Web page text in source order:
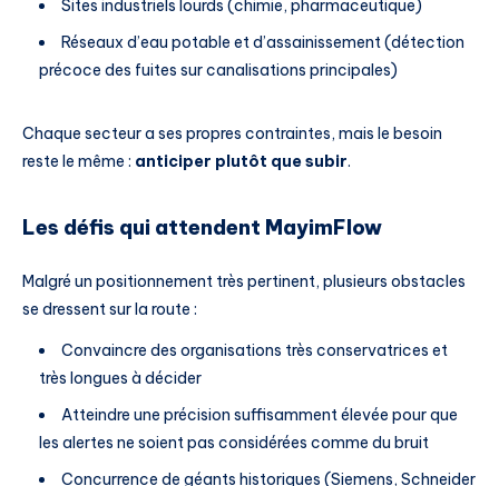
Sites industriels lourds (chimie, pharmaceutique)
Réseaux d’eau potable et d’assainissement (détection
précoce des fuites sur canalisations principales)
Chaque secteur a ses propres contraintes, mais le besoin
reste le même : anticiper plutôt que subir.
Les défis qui attendent MayimFlow
Malgré un positionnement très pertinent, plusieurs obstacles
se dressent sur la route :
Convaincre des organisations très conservatrices et
très longues à décider
Atteindre une précision suffisamment élevée pour que
les alertes ne soient pas considérées comme du bruit
Concurrence de géants historiques (Siemens, Schneider